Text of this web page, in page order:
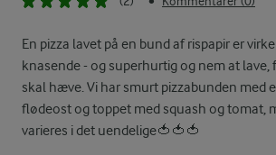
En pizza lavet på en bund af rispapir er
knasende - og superhurtig og nem at lave,
skal hæve. Vi har smurt pizzabunden med
flødeost og toppet med squash og tomat,
varieres i det uendelige🍅🍅🍅